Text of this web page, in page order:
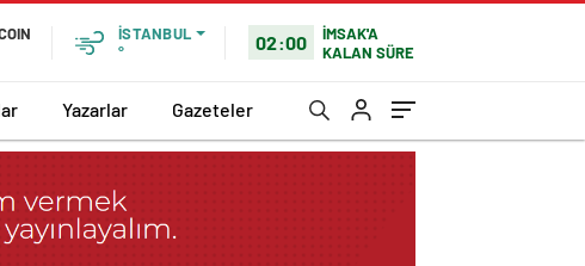
İSTANBUL
°
02:00
İMSAK'A
KALAN SÜRE
Yazarlar Gazeteler